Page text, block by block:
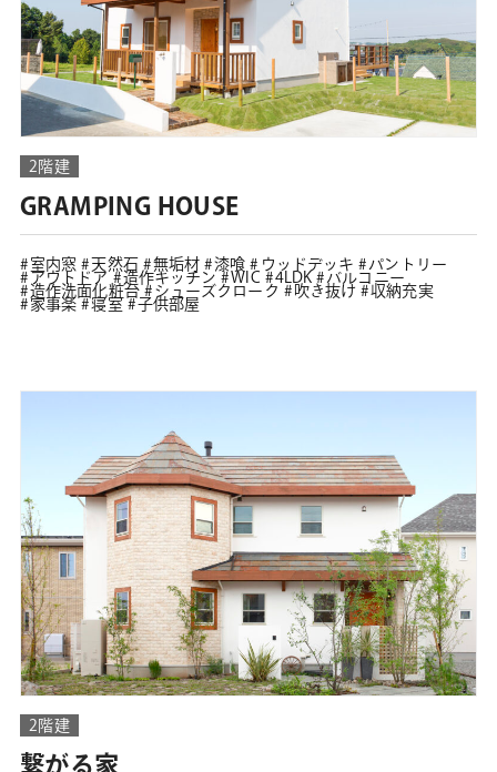
2階建
GRAMPING HOUSE
室内窓 天然石 無垢材 漆喰 ウッドデッキ
パントリー
アウトドア
造作キッチン WIC 4LDK
バルコニー
造作洗面化粧台
シューズクローク 吹き抜け
収納充実
家事楽
寝室 子供部屋
2階建
繋がる家